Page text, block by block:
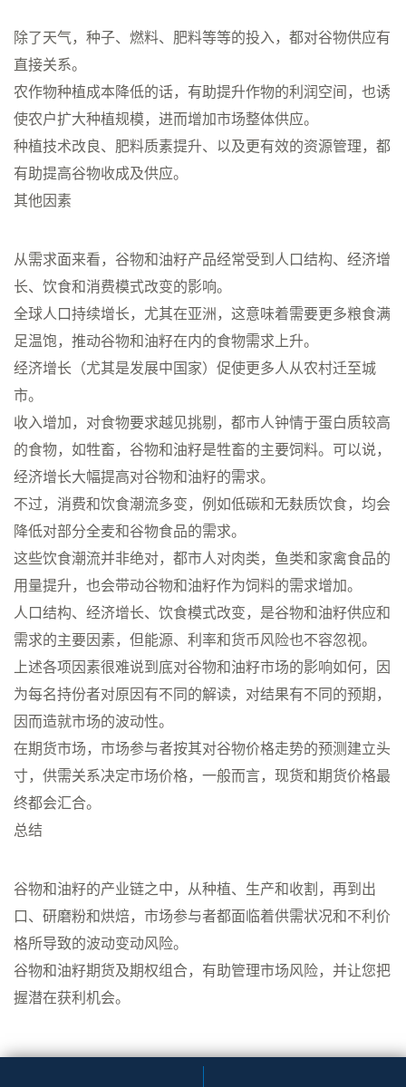
除了天气，种子、燃料、肥料等等的投入，都对谷物供应有
直接关系。
农作物种植成本降低的话，有助提升作物的利润空间，也诱
使农户扩大种植规模，进而增加市场整体供应。
种植技术改良、肥料质素提升、以及更有效的资源管理，都
有助提高谷物收成及供应。
其他因素
从需求面来看，谷物和油籽产品经常受到人口结构、经济增
长、饮食和消费模式改变的影响。
全球人口持续增长，尤其在亚洲，这意味着需要更多粮食满
足温饱，推动谷物和油籽在内的食物需求上升。
经济增长（尤其是发展中国家）促使更多人从农村迁至城
市。
收入增加，对食物要求越见挑剔，都市人钟情于蛋白质较高
的食物，如牲畜，谷物和油籽是牲畜的主要饲料。可以说，
经济增长大幅提高对谷物和油籽的需求。
不过，消费和饮食潮流多变，例如低碳和无麸质饮食，均会
降低对部分全麦和谷物食品的需求。
这些饮食潮流并非绝对，都市人对肉类，鱼类和家禽食品的
用量提升，也会带动谷物和油籽作为饲料的需求增加。
人口结构、经济增长、饮食模式改变，是谷物和油籽供应和
需求的主要因素，但能源、利率和货币风险也不容忽视。
上述各项因素很难说到底对谷物和油籽市场的影响如何，因
为每名持份者对原因有不同的解读，对结果有不同的预期，
因而造就市场的波动性。
在期货市场，市场参与者按其对谷物价格走势的预测建立头
寸，供需关系决定市场价格，一般而言，现货和期货价格最
终都会汇合。
总结
谷物和油籽的产业链之中，从种植、生产和收割，再到出
口、研磨粉和烘焙，市场参与者都面临着供需状况和不利价
格所导致的波动变动风险。
谷物和油籽期货及期权组合，有助管理市场风险，并让您把
握潜在获利机会。